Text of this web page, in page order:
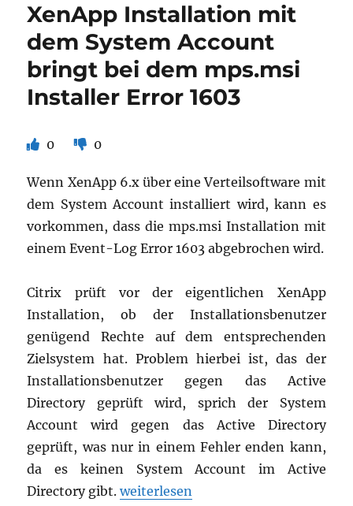
Lotus
Client
9
unter
XenApp
XenApp Installation mit
dem System Account
bringt bei dem mps.msi
Installer Error 1603
0 0
Wenn XenApp 6.x über eine Verteilsoftware mit
dem System Account installiert wird, kann es
vorkommen, dass die mps.msi Installation mit
einem Event-Log Error 1603 abgebrochen wird.
Citrix prüft vor der eigentlichen XenApp
Installation, ob der Installationsbenutzer
genügend Rechte auf dem entsprechenden
Zielsystem hat. Problem hierbei ist, das der
Installationsbenutzer gegen das Active
Directory geprüft wird, sprich der System
Account wird gegen das Active Directory
geprüft, was nur in einem Fehler enden kann,
da es keinen System Account im Active
Directory gibt.„XenApp Installation mit dem
weiterlesen